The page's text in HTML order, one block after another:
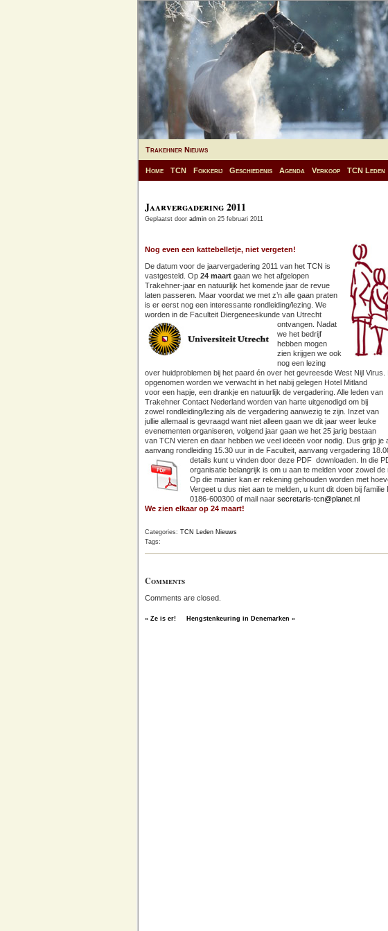
Trakehner Nieuws
Home TCN Fokkerij Geschiedenis Agenda Verkoop TCN Leden
Jaarvergadering 2011
Geplaatst door admin on 25 februari 2011
Nog even een kattebelletje, niet vergeten!
De datum voor de jaarvergadering 2011 van het TCN is
vastgesteld. Op 24 maart gaan we het afgelopen
Trakehner-jaar en natuurlijk het komende jaar de revue
laten passeren. Maar voordat we met z’n alle gaan praten
is er eerst nog een interessante rondleiding/lezing. We
worden in de Faculteit Diergeneeskunde van Utrecht
ontvangen. Nadat
we het bedrijf
hebben mogen
zien krijgen we ook
nog een lezing
over huidproblemen bij het paard én over het gevreesde West Nijl
opgenomen worden we verwacht in het nabij gelegen Hotel Mitland
voor een hapje, een drankje en natuurlijk de vergadering. Alle leden van
Trakehner Contact Nederland worden van harte uitgenodigd om bij
zowel rondleiding/lezing als de vergadering aanwezig te zijn. Inzet van
jullie allemaal is gevraagd want niet alleen gaan we dit jaar weer leuke
evenementen organiseren, volgend jaar gaan we het 25 jarig bestaan
van TCN vieren en daar hebben we veel ideeën voor nodig. Dus grijp je
aanvang rondleiding 15.30 uur in de Faculteit, aanvang vergadering
details kunt u vinden door deze PDF downloaden. In die
organisatie belangrijk is om u aan te melden voor zowel de
Op die manier kan er rekening gehouden worden met
Vergeet u dus niet aan te melden, u kunt dit doen bij
0186-600300 of mail naar secretaris-tcn@planet.nl
We zien elkaar op 24 maart!
Categories: TCN Leden Nieuws
Tags:
Comments
Comments are closed.
« Ze is er! Hengstenkeuring in Denemarken »